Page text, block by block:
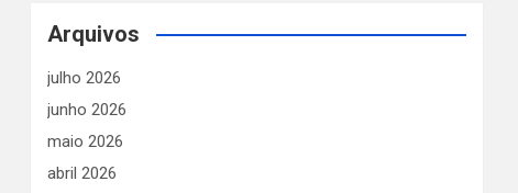
Arquivos
julho 2026
junho 2026
maio 2026
abril 2026